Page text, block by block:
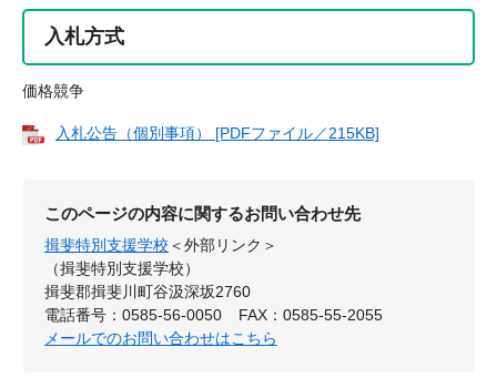
入札方式
価格競争
入札公告（個別事項） [PDFファイル／215KB]
このページの内容に関するお問い合わせ先
揖斐特別支援学校 ＜外部リンク＞
（揖斐特別支援学校）
揖斐郡揖斐川町谷汲深坂2760
電話番号：0585-56-0050
FAX：0585-55-2055
メールでのお問い合わせはこちら